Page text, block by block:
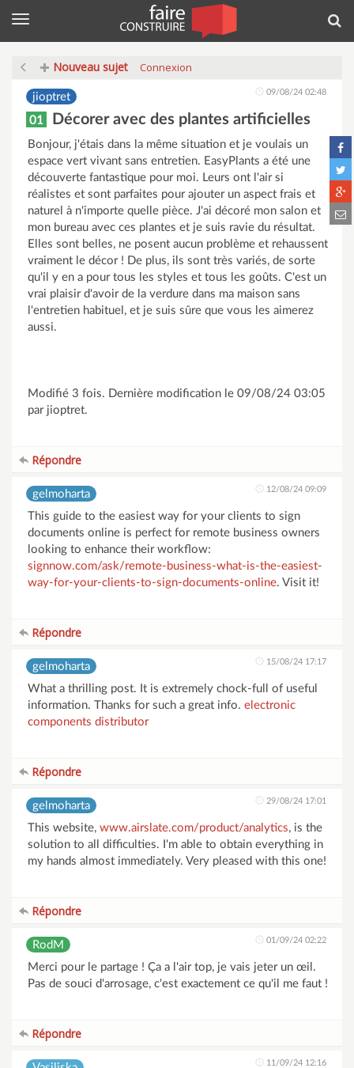
Menu
Nouveau sujet Connexion
jioptret 09/08/24 02:48
01 Décorer avec des plantes artificielles
Bonjour, j'étais dans la même situation et je voulais un
espace vert vivant sans entretien. EasyPlants a été une
découverte fantastique pour moi. Leurs ont l'air si
réalistes et sont parfaites pour ajouter un aspect frais et
naturel à n'importe quelle pièce. J'ai décoré mon salon et
mon bureau avec ces plantes et je suis ravie du résultat.
Elles sont belles, ne posent aucun problème et rehaussent
vraiment le décor ! De plus, ils sont très variés, de sorte
qu'il y en a pour tous les styles et tous les goûts. C'est un
vrai plaisir d'avoir de la verdure dans ma maison sans
l'entretien habituel, et je suis sûre que vous les aimerez
aussi.
Modifié 3 fois. Dernière modification le 09/08/24 03:05
par jioptret.
Répondre
gelmoharta 12/08/24 09:09
This guide to the easiest way for your clients to sign
documents online is perfect for remote business owners
looking to enhance their workflow:
signnow.com/ask/remote-business-what-is-the-easiest-
way-for-your-clients-to-sign-documents-online. Visit it!
Répondre
gelmoharta 15/08/24 17:17
What a thrilling post. It is extremely chock-full of useful
information. Thanks for such a great info. electronic
components distributor
Répondre
gelmoharta 29/08/24 17:01
This website, www.airslate.com/product/analytics, is the
solution to all difficulties. I'm able to obtain everything in
my hands almost immediately. Very pleased with this one!
Répondre
RodM 01/09/24 02:22
Merci pour le partage ! Ça a l'air top, je vais jeter un œil.
Pas de souci d'arrosage, c'est exactement ce qu'il me faut !
Répondre
11/09/24 12:16